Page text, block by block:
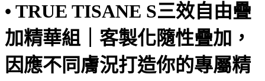
• TRUE TISANE S三效自由疊
加精華組｜客製化隨性疊加，
因應不同膚況打造你的專屬精